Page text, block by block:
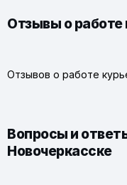
Отзывы о работе
Отзывов о работе
Вопросы и
Новочеркасске